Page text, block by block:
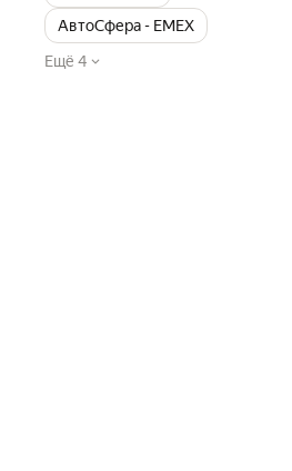
АвтоСфера - ЕМЕХ
Ещё 4